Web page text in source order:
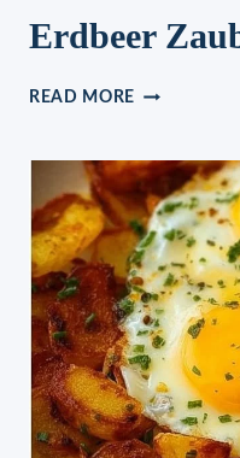
Erdbeer
READ MORE ERDBEER
5
MINUTEN